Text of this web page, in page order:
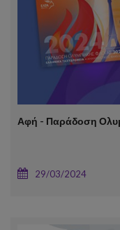
Αφή - Παράδοση
29/03/2024